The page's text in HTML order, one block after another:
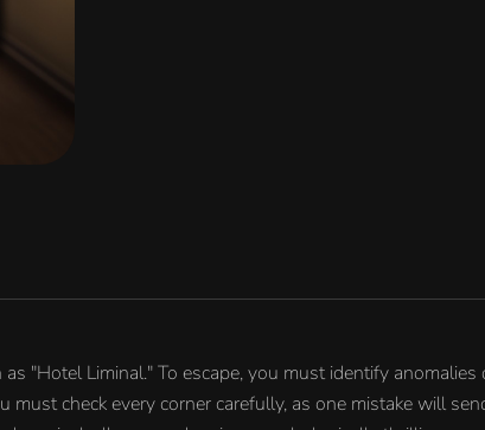
"Hotel Liminal." To escape, you must identify
check every corner carefully, as one mistake will